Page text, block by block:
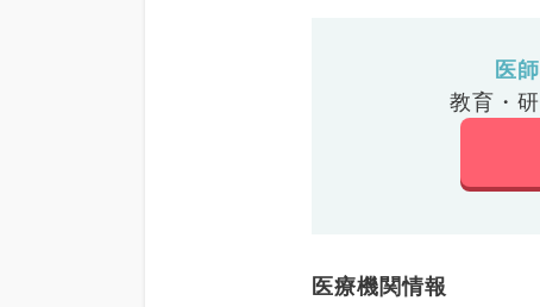
医
教育・
医療機関情報